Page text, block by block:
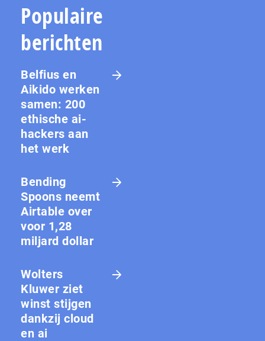
Populaire
berichten
Belfius en
Aikido werken
samen: 200
ethische ai-
hackers aan
het werk
Bending
Spoons neemt
Airtable over
voor 1,28
miljard dollar
Wolters
Kluwer ziet
winst stijgen
dankzij cloud
en ai